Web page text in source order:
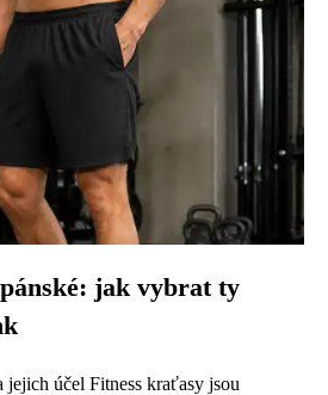
jak vybrat ty
jejich účel Fitness kraťasy jsou